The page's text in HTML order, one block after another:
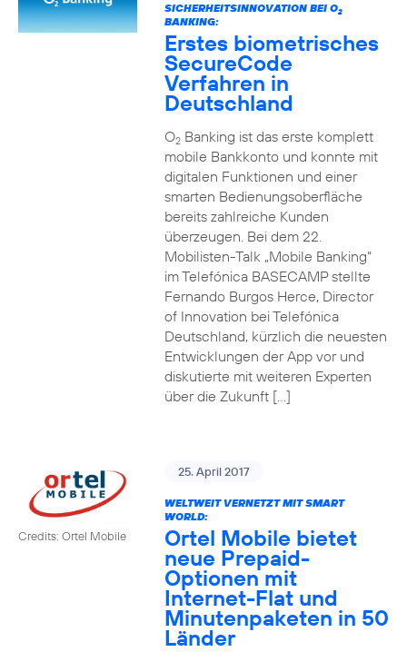
SICHERHEITSINNOVATION BEI O2
BANKING:
Erstes biometrisches
SecureCode
Verfahren in
Deutschland
O2Banking ist das erste komplett
mobile Bankkonto und konnte mit
digitalen Funktionen und einer
smarten Bedienungsoberfläche
bereits zahlreiche Kunden
überzeugen. Bei dem 22.
Mobilisten-Talk „Mobile Banking“
im Telefónica BASECAMP stellte
Fernando Burgos Herce, Director
of Innovation bei Telefónica
Deutschland, kürzlich die neuesten
Entwicklungen der App vor und
diskutierte mit weiteren Experten
über die Zukunft […]
Credits: Ortel Mobile
25. April 2017
WELTWEIT VERNETZT MIT SMART
WORLD:
Ortel Mobile bietet
neue Prepaid-
Optionen mit
Internet-Flat und
Minutenpaketen in 50
Länder